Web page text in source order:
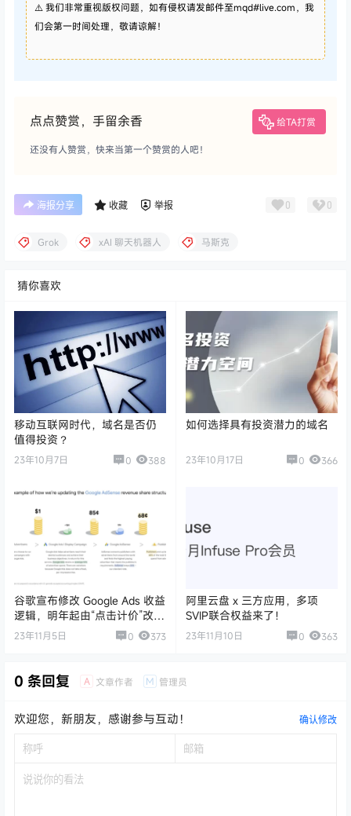
⚠️ 我们非常重视版权问题，如有侵权请发邮件至mqd#live.com，我
们会第一时间处理，敬请谅解！
点点赞赏，手留余香 给TA打赏
还没有人赞赏，快来当第一个赞赏的人吧！
海报分享 收藏 举报 0 0
Grok xAI 聊天机器人 马斯克
猜你喜欢
移动互联网时代，域名是否仍
值得投资？
23年10月7日 0 388
如何选择具有投资潜力的域名
23年10月17日 0 366
谷歌宣布修改 Google Ads 收益
逻辑，明年起由“点击计价”改为
“曝光计价”
23年11月5日 0 373
阿里云盘 x 三方应用，多项
SVIP联合权益来了！
23年11月10日 0 363
0 条回复 A 文章作者 M 管理员
欢迎您，新朋友，感谢参与互动！ 确认修改